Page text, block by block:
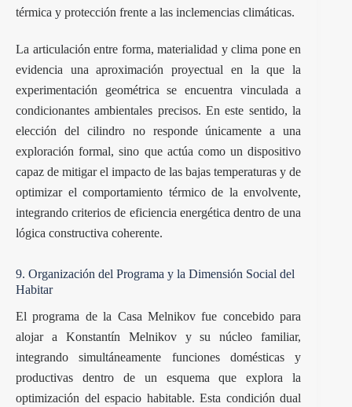
térmica y protección frente a las inclemencias climáticas.
La articulación entre forma, materialidad y clima pone en
evidencia una aproximación proyectual en la que la
experimentación geométrica se encuentra vinculada a
condicionantes ambientales precisos. En este sentido, la
elección del cilindro no responde únicamente a una
exploración formal, sino que actúa como un dispositivo
capaz de mitigar el impacto de las bajas temperaturas y de
optimizar el comportamiento térmico de la envolvente,
integrando criterios de eficiencia energética dentro de una
lógica constructiva coherente.
9. Organización del Programa y la Dimensión Social del
Habitar
El programa de la Casa Melnikov fue concebido para
alojar a Konstantín Melnikov y su núcleo familiar,
integrando simultáneamente funciones domésticas y
productivas dentro de un esquema que explora la
optimización del espacio habitable. Esta condición dual